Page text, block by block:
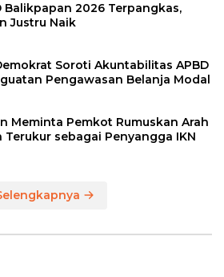
Balikpapan 2026 Terpangkas,
Justru Naik
Soroti Akuntabilitas APBD
Pengawasan Belanja Modal
Meminta Pemkot Rumuskan Arah
sebagai Penyangga IKN